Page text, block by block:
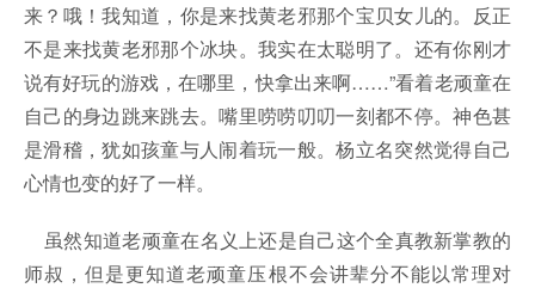
来？哦！我知道，你是来找黄老邪那个宝贝女儿的。反正
不是来找黄老邪那个冰块。我实在太聪明了。还有你刚才
说有好玩的游戏，在哪里，快拿出来啊……”看着老顽童在
自己的身边跳来跳去。嘴里唠唠叨叨一刻都不停。神色甚
是滑稽，犹如孩童与人闹着玩一般。杨立名突然觉得自己
心情也变的好了一样。
虽然知道老顽童在名义上还是自己这个全真教新掌教的
师叔，但是更知道老顽童压根不会讲辈分不能以常理对